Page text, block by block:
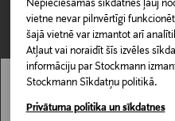
Nepieciešamās sīkdatnes ļauj
vietne nevar pilnvērtīgi
šajā vietnē var izmantot arī
Atļaut vai noraidīt šīs izvēles
informāciju par Stockmann
Stockmann Sīkdatņu politikā.
Privātuma politika un sīkdatnes
Materiāls
95% modāls un 5% elastāns
Kopšanas instrukcijas
Nedrīkst žāvēt veļas
Piegāde uz saņemšanas
0,00 € – 4,90 €
CITI KLIENTI
Stockmann nav